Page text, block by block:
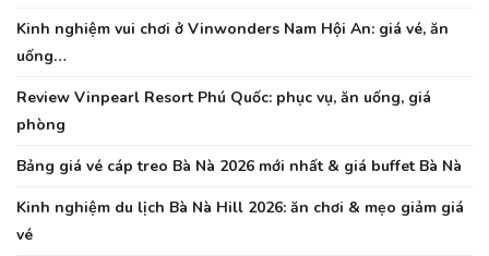
Kinh nghiệm vui chơi ở Vinwonders Nam Hội An: giá vé, ăn
uống…
Review Vinpearl Resort Phú Quốc: phục vụ, ăn uống, giá
phòng
Bảng giá vé cáp treo Bà Nà 2026 mới nhất & giá buffet Bà Nà
Kinh nghiệm du lịch Bà Nà Hill 2026: ăn chơi & mẹo giảm giá
vé